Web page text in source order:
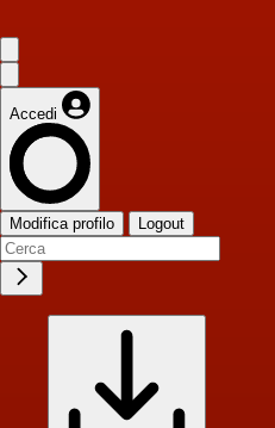
Accedi
Modifica profilo Logout